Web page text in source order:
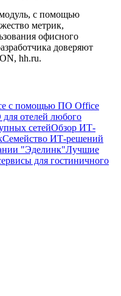
с помощью
метрик,
офисного
доверяют
hh.ru.
с помощью ПО Office
отелей любого
сетейОбзор ИТ-
Семейство ИТ-решений
"Эделинк"Лучшие
для гостиничного